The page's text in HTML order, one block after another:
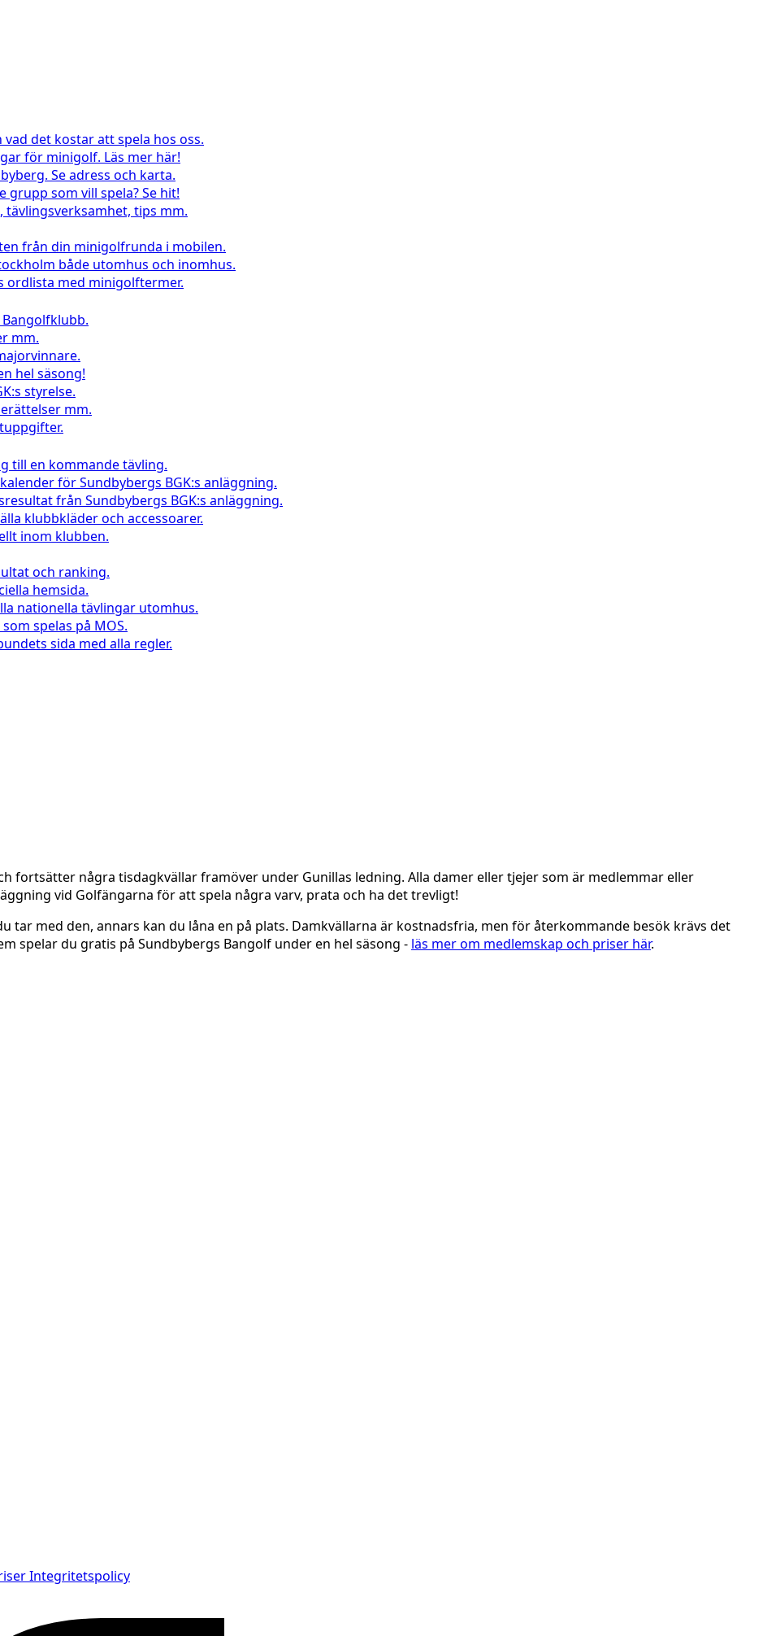
det kostar att spela hos oss.
för minigolf. Läs mer här!
Se adress och karta.
som vill spela? Se hit!
tävlingsverksamhet, tips mm.
från din minigolfrunda i mobilen.
både utomhus och inomhus.
ordlista med minigolftermer.
mm.
hel säsong!
styrelse.
mm.
till en kommande tävling.
för Sundbybergs BGK:s anläggning.
från Sundbybergs BGK:s anläggning.
klubbkläder och accessoarer.
inom klubben.
och ranking.
hemsida.
nationella tävlingar utomhus.
spelas på MOS.
sida med alla regler.
fortsätter några tisdagkvällar framöver under Gunillas ledning. Alla damer eller tjejer som är medlemmar eller
vid Golfängarna för att spela några varv, prata och ha det trevligt!
tar med den, annars kan du låna en på plats. Damkvällarna är kostnadsfria, men för återkommande besök krävs det
spelar du gratis på Sundbybergs Bangolf under en hel säsong - läs mer om medlemskap och priser här.
Integritetspolicy